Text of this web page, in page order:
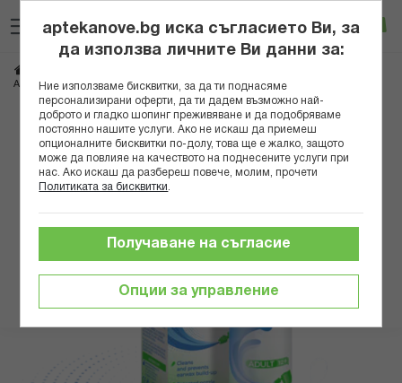
към
съдържанието
Вход
АУДИСПРЕЙ ЗА ПОЧИСТВАНЕ НА УШИ 45МЛ. - ВЪЗРАСТНИ
Преминете
края
aptekanove.bg иска съгласието Ви, за
да използва личните Ви данни за:
Ние използваме бисквитки, за да ти поднасяме
персонализирани оферти, да ти дадем възможно най-
доброто и гладко шопинг преживяване и да подобряваме
постоянно нашите услуги. Ако не искаш да приемеш
опционалните бисквитки по-долу, това ще е жалко, защото
може да повлияе на качеството на поднесените услуги при
нас. Ако искаш да разбереш повече, молим, прочети
Политиката за бисквитки
Опции за управление
Получаване на съгласие